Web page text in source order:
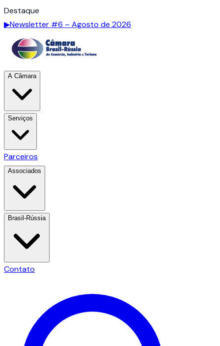
Destaque
▶Newsletter #6 – Agosto de 2026
A Câmara
Serviços
Parceiros
Associados
Brasil-Rússia
Contato